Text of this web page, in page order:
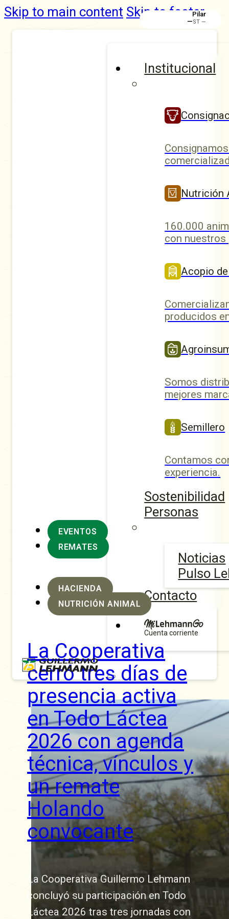
Skip to main content Skip to footer
Institucional
Nutrición
160.000
con
Acopio
producidos
Somos
mejores
Semillero
Contamos
experiencia.
Sostenibilidad
Personas
Noticias
Pulso
Contacto
Pilar
—ST —
Cuenta corriente
EVENTOS
REMATES
HACIENDA
NUTRICIÓN ANIMAL
La Cooperativa
cerró tres días de
presencia activa
en Todo Láctea
2026 con agenda
técnica, vínculos y
un remate
Holando
convocante
La Cooperativa Guillermo Lehmann
concluyó su participación en Todo
Láctea 2026 tras tres jornadas con